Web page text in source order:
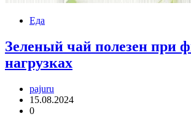
Еда
Зеленый чай полезен при
нагрузках
pajuru
15.08.2024
0